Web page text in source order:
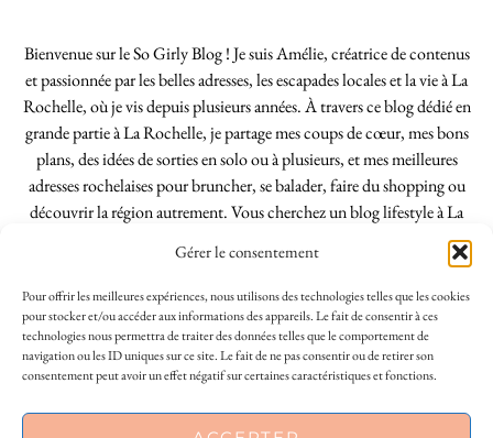
This site uses cookies to deliver its services
Gérer le consentement
Pour offrir les meilleures expériences, nous utilisons des technologies telles que les cookies
pour stocker et/ou accéder aux informations des appareils. Le fait de consentir à ces
technologies nous permettra de traiter des données telles que le comportement de
navigation ou les ID uniques sur ce site. Le fait de ne pas consentir ou de retirer son
consentement peut avoir un effet négatif sur certaines caractéristiques et fonctions.
Bienvenue sur le So Girly Blog ! Je suis Amélie, créatrice de contenus
et passionnée par les belles adresses, les escapades locales et la vie à La
Rochelle, où je vis depuis plusieurs années. À travers ce blog dédié en
grande partie à La Rochelle, je partage mes coups de cœur, mes bons
plans, des idées de sorties en solo ou à plusieurs, et mes meilleures
adresses rochelaises pour bruncher, se balader, faire du shopping ou
découvrir la région autrement. Vous cherchez un blog lifestyle à La
Rochelle, tenu par une locale ? Vous êtes au bon endroit. Que vous
soyez Rochelais·e ou de passage dans notre belle ville, j’espère que mes
articles vous aideront à profiter de La Rochelle comme un·e vrai·e
initié·e. !